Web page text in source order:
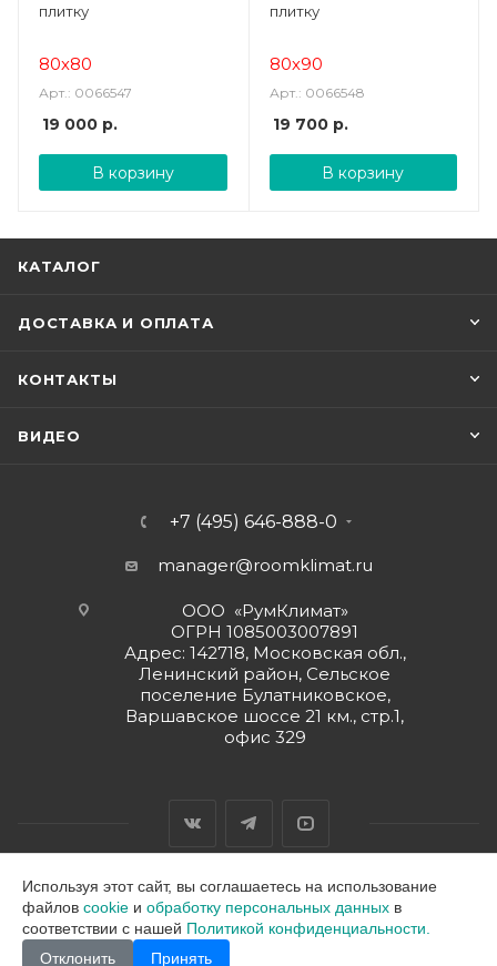
плитку
80х80
Арт.: 0066547
19 000 р.
В корзину
плитку
80х90
Арт.: 0066548
19 700р.
В корзину
КАТАЛОГ
ДОСТАВКА И ОПЛАТА
КОНТАКТЫ
ВИДЕО
+7 (495) 646-888-0
manager@roomklimat.ru
ООО «РумКлимат»
ОГРН 1085003007891
Адрес: 142718, Московская обл.,
Ленинский район, Сельское
поселение Булатниковское,
Варшавское шоссе 21 км., стр.1,
офис 329
2026 © ООО "РумКлимат"
Используя этот сайт, вы соглашаетесь на использование
файлов cookie и обработку персональных данных в
соответствии с нашей Политикой конфиденциальности.
Отклонить
Принять